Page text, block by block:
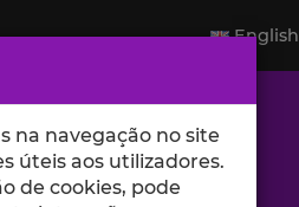
English
na navegação no site
úteis aos utilizadores.
de cookies, pode